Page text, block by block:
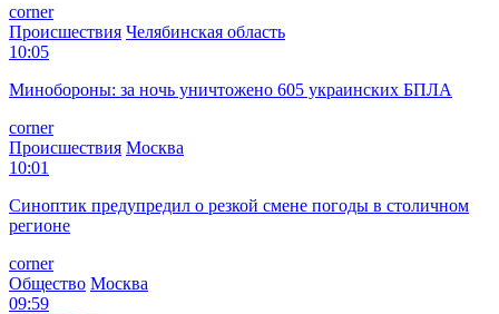
corner
Происшествия Челябинская область
10:05
Минобороны: за ночь уничтожено 605 украинских БПЛА
corner
Происшествия Москва
10:01
Синоптик предупредил о резкой смене погоды в столичном
регионе
corner
Общество Москва
09:59